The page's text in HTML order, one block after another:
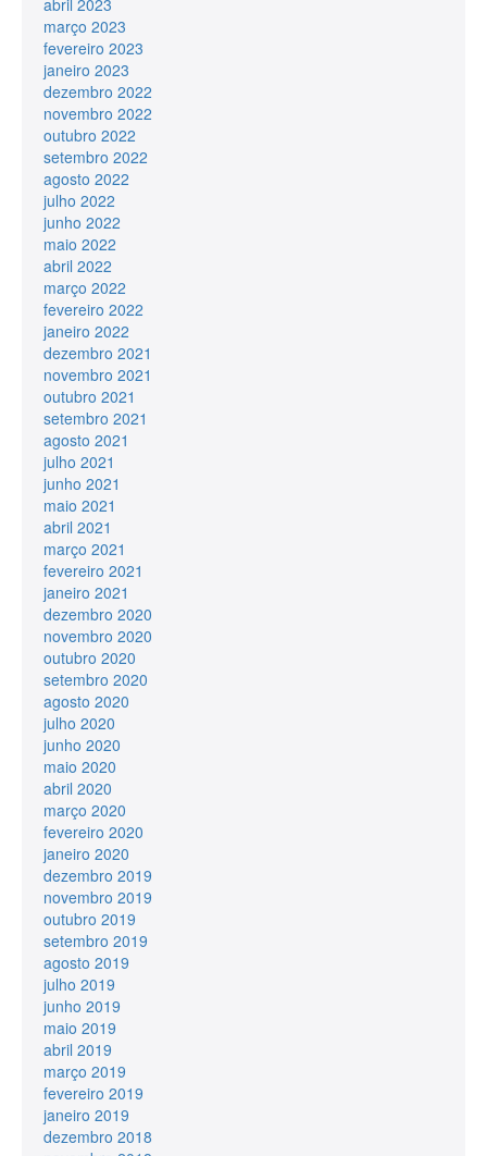
março 2023
fevereiro 2023
janeiro 2023
dezembro 2022
novembro 2022
outubro 2022
setembro 2022
agosto 2022
julho 2022
junho 2022
maio 2022
abril 2022
março 2022
fevereiro 2022
janeiro 2022
dezembro 2021
novembro 2021
outubro 2021
setembro 2021
agosto 2021
julho 2021
junho 2021
maio 2021
abril 2021
março 2021
fevereiro 2021
janeiro 2021
dezembro 2020
novembro 2020
outubro 2020
setembro 2020
agosto 2020
julho 2020
junho 2020
maio 2020
abril 2020
março 2020
fevereiro 2020
janeiro 2020
dezembro 2019
novembro 2019
outubro 2019
setembro 2019
agosto 2019
julho 2019
junho 2019
maio 2019
abril 2019
março 2019
fevereiro 2019
janeiro 2019
dezembro 2018